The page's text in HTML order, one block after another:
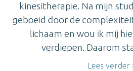
kinesitherapie. Na mijn
geboeid door de
lichaam en wou ik mij
verdiepen. Daarom
Lees verder